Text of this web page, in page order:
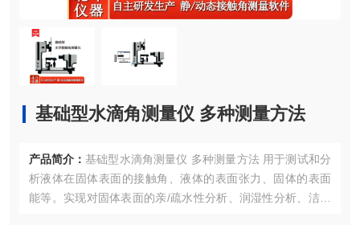
基础型水滴角测量仪 多种测量方法
产品简介： 基础型水滴角测量仪 多种测量方法 用于测试和分
析液体在固体表面的接触角、液体的表面张力、固体的表面
能等。实现对固体表面的亲/疏水性分析、润湿性分析、洁净